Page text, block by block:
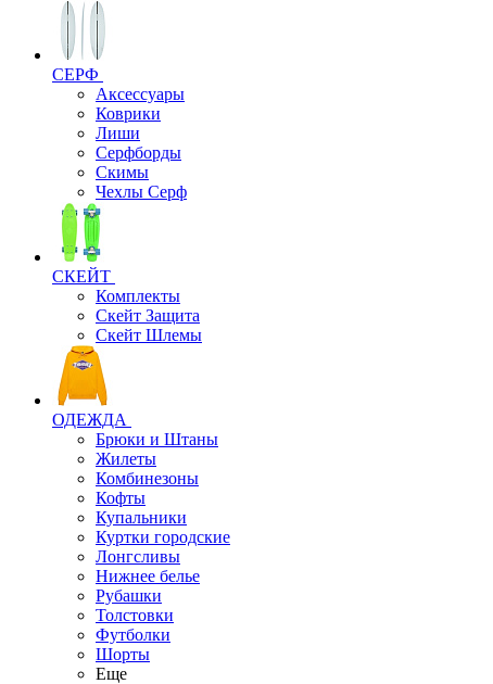
СЕРФ
Аксессуары
Коврики
Лиши
Серфборды
Скимы
Чехлы Cерф
СКЕЙТ
Комплекты
Скейт Защита
Скейт Шлемы
ОДЕЖДА
Брюки и Штаны
Жилеты
Комбинезоны
Кофты
Купальники
Куртки городские
Лонгсливы
Нижнее белье
Рубашки
Толстовки
Футболки
Шорты
Еще